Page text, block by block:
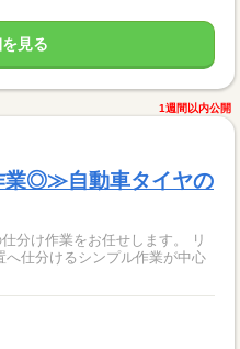
見る
1週間以内公開
業◎≫自動車タイヤの
け作業をお任せします。 リ
仕分けるシンプル作業が中心